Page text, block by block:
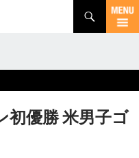
初優勝 米男子ゴ